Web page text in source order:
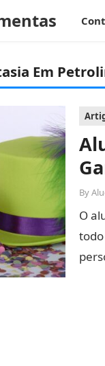
Em
By
O